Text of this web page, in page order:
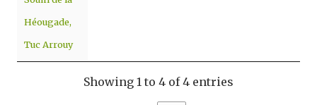
Héougade,
Tuc Arrouy
Showing 1 to 4 of 4 entries